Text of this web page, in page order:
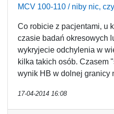
MCV 100-110 / niby nic,
Co robicie z pacjentami, u
czasie badań okresowych
wykryjecie odchylenia w
kilka takich osób. Czasem
wynik HB w dolnej granicy
17-04-2014 16:08